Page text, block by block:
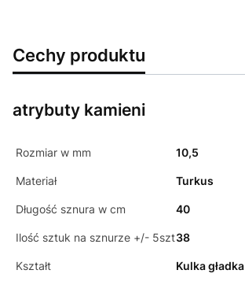
Cechy produktu
atrybuty kamieni
Rozmiar w mm 10,5
Materiał Turkus
Długość sznura w cm 40
Ilość sztuk na sznurze +/- 5szt38
Kształt Kulka gładka